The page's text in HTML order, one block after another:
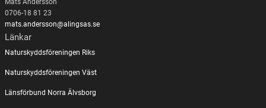
Mats Andersson
0706-18 81 23
mats.andersson@alingsas.se
Länkar
Naturskyddsföreningen Riks
Naturskyddsföreningen Väst
Länsförbund Norra Älvsborg